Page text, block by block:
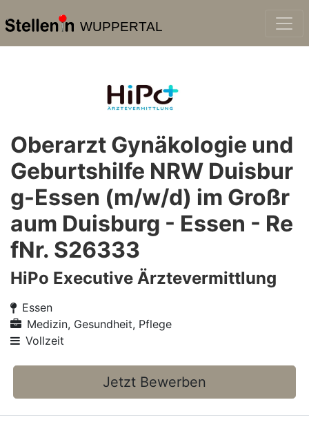
WUPPERTAL
Oberarzt Gynäkologie und
Geburtshilfe NRW Duisbur
g-Essen (m/w/d) im Großr
aum Duisburg - Essen - Re
fNr. S26333
HiPo Executive Ärztevermittlung
Essen
Medizin, Gesundheit, Pflege
Vollzeit
Jetzt Bewerben